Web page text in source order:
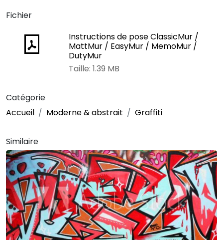
Fichier
Instructions de pose ClassicMur /
MattMur / EasyMur / MemoMur /
DutyMur
Taille: 1.39 MB
Catégorie
Accueil
Moderne & abstrait Graffiti
Similaire